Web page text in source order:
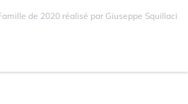
de 2020 réalisé par Giuseppe Squillaci